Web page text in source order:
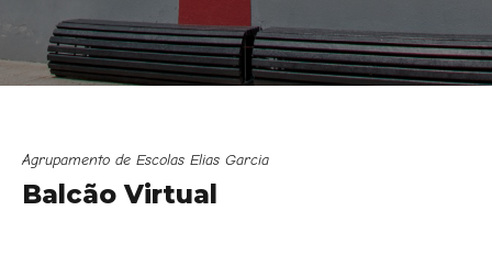
Agrupamento de Escolas Elias Garcia
Balcão Virtual